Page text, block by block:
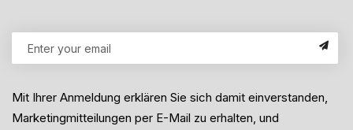
Mit Ihrer Anmeldung erklären Sie sich damit einverstanden,
Marketingmitteilungen per E-Mail zu erhalten, und